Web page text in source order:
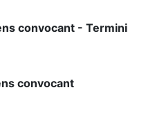
convocant - Termini
convocant